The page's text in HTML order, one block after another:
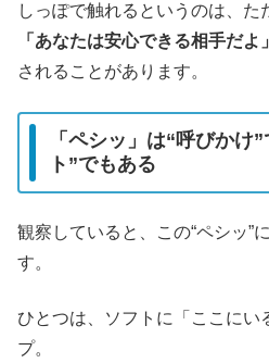
しっぽで触れるというのは、た
「あなたは安心できる相手だよ」
されることがあります。
「ペシッ」は“呼びかけ
ト”でもある
観察していると、この“ペシッ”
す。
ひとつは、ソフトに「ここにい
プ。